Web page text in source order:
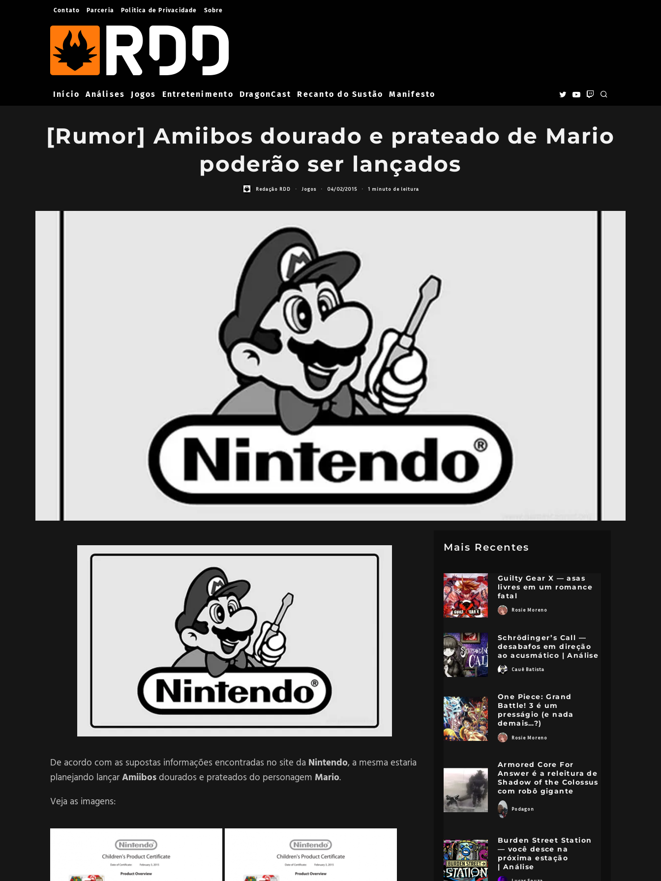
Contato Parceria Politica de Privacidade Sobre
Início Análises Jogos Entretenimento DragonCast Recanto do Sustão Manifesto
[Rumor] Amiibos dourado e prateado de Mario
poderão ser lançados
Redação RDD · Jogos · 04/02/2015 · 1 minuto de leitura
De acordo com as supostas informações encontradas no site da Nintendo, a mesma estaria
planejando lançarAmiibosdourados e prateados do personagem Mario.
Veja as imagens:
Mais Recentes
Guilty Gear X — asas
livres em um romance
fatal
Rosie Moreno
Schrödinger’s Call —
desabafos em direção
ao acusmático | Análise
Cauê Batista
One Piece: Grand
Battle! 3 é um
presságio (e nada
demais…?)
Rosie Moreno
Armored Core For
Answer é a releitura de
Shadow of the Colossus
com robô gigante
Podagon
Burden Street Station
— você desce na
próxima estação
| Análise